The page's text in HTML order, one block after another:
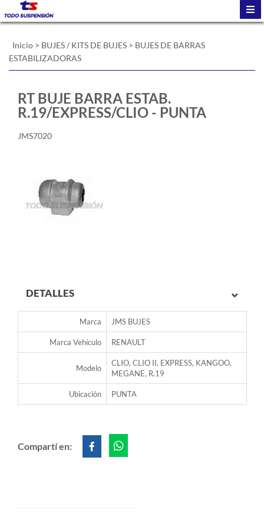
Inicio > BUJES / KITS DE BUJES > BUJES DE BARRAS
ESTABILIZADORAS
RT BUJE BARRA ESTAB.
R.19/EXPRESS/CLIO - PUNTA
JMS7020
DETALLES
Marca JMS BUJES
Marca Vehículo RENAULT
Modelo
CLIO, CLIO II, EXPRESS, KANGOO,
MEGANE, R.19
Ubicación PUNTA
Compartí en: